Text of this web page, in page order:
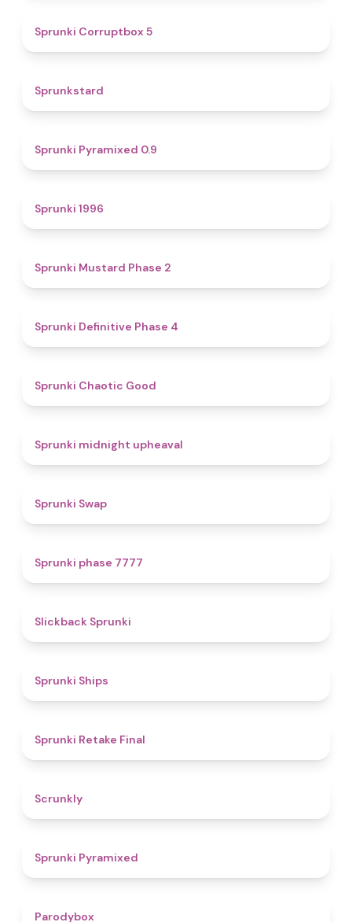
Sprunki Corruptbox 5
Sprunkstard
Sprunki Pyramixed 0.9
Sprunki 1996
Sprunki Mustard Phase 2
Sprunki Definitive Phase 4
Sprunki Chaotic Good
Sprunki midnight upheaval
Sprunki Swap
Sprunki phase 7777
Slickback Sprunki
Sprunki Ships
Sprunki Retake Final
Scrunkly
Sprunki Pyramixed
Parodybox